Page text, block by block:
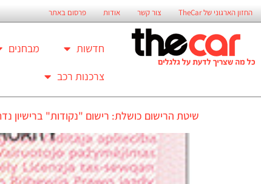
החזון הארגוני של TheCar צור קשר אודות פרסום באתר
חדשות מבחנים
צרכנות רכב
שיטת הרישום כושלת: רישום "נקודות" ברישיון